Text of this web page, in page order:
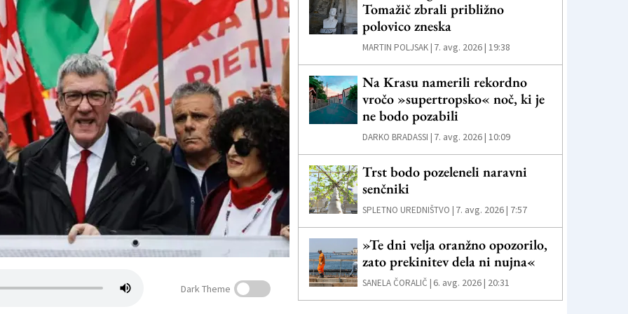
Dark Theme
Tomažič zbrali približno
polovico zneska
MARTIN POLJSAK | 7. avg. 2026 | 19:38
Na Krasu namerili rekordno
vročo »supertropsko« noč, ki je
ne bodo pozabili
DARKO BRADASSI | 7. avg. 2026 | 10:09
Trst bodo pozeleneli naravni
senčniki
SPLETNO UREDNIŠTVO | 7. avg. 2026 | 7:57
»Te dni velja oranžno opozorilo,
zato prekinitev dela ni nujna«
SANELA ČORALIČ | 6. avg. 2026 | 20:31